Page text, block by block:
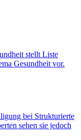
stellt Liste
Gesundheit vor.
bei Strukturierte
sehen sie jedoch